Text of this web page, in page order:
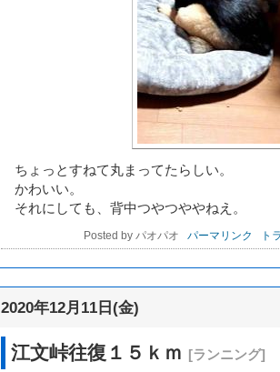
ちょっとすねて丸まってたらしい。
かわいい。
それにしても、背中つやつややねえ。
Posted by パオパオ パーマリンク ト
2020年12月11日(金)
江文峠往復１５ｋｍ [ランニング]